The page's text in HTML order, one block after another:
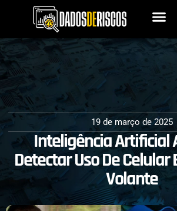
19 de março de 2025
Inteligência Artificial
Detectar Uso De Celular
Volante